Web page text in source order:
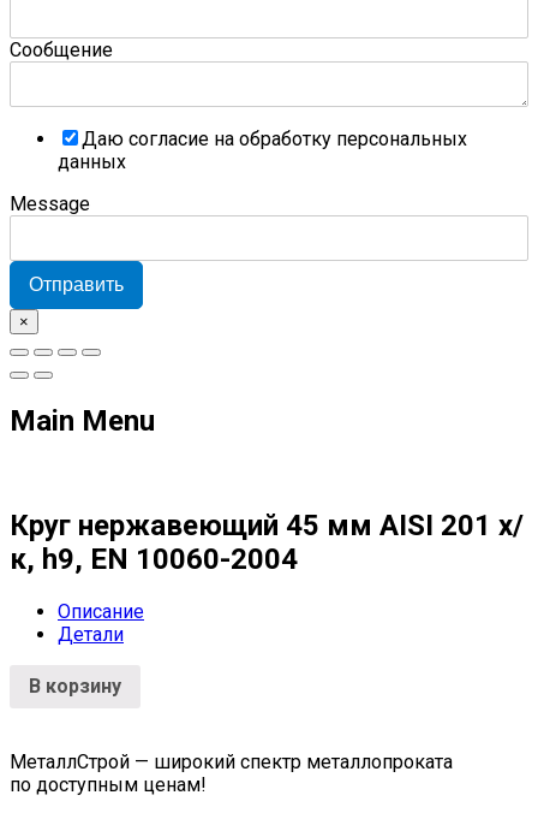
Сообщение
Даю согласие на обработку персональных
данных
Message
Отправить
×
Main Menu
Круг нержавеющий 45 мм AISI 201 х/
к, h9, EN 10060-2004
Описание
Детали
В корзину
МеталлСтрой — широкий спектр металлопроката
по доступным ценам!